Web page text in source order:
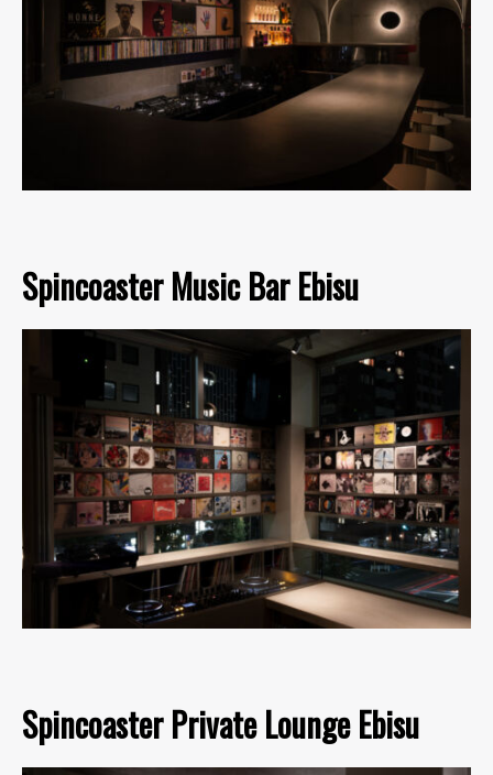
Spincoaster Music Bar Ebisu
Spincoaster Private Lounge Ebisu